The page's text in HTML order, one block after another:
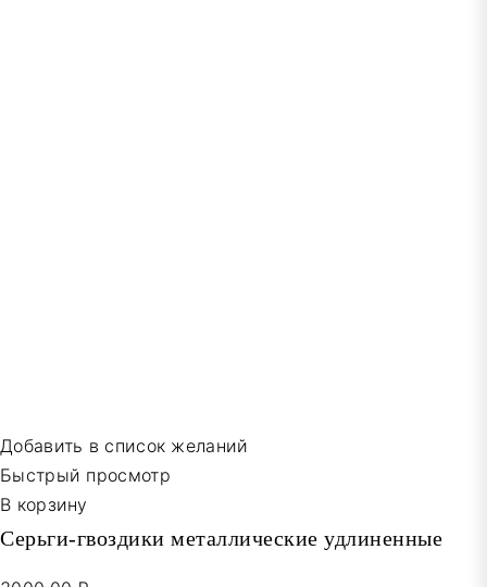
Добавить в список желаний
Быстрый просмотр
В корзину
Серьги-гвоздики металлические удлиненные